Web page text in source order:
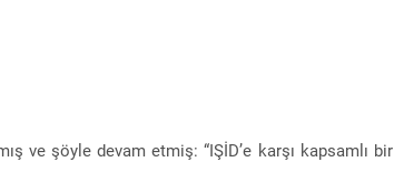
ve şöyle devam etmiş: “IŞİD’e karşı kapsamlı bir